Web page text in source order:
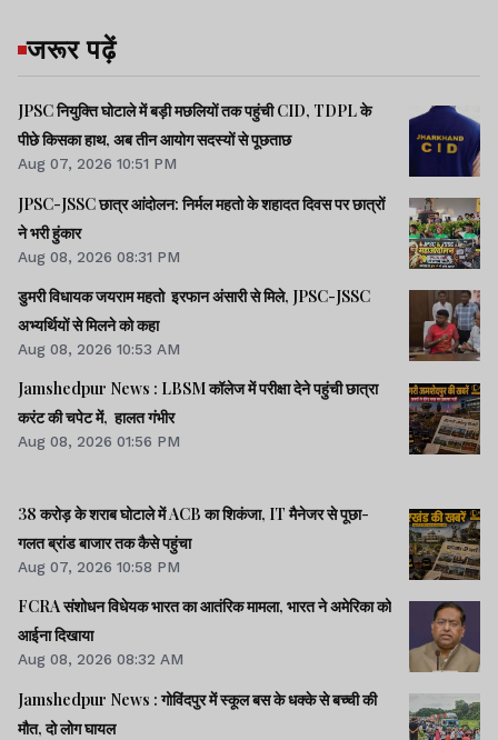
जरूर पढ़ें
JPSC नियुक्ति घोटाले में बड़ी मछलियों तक पहुंची CID, TDPL के
पीछे किसका हाथ, अब तीन आयोग सदस्यों से पूछताछ
Aug 07, 2026 10:51 PM
JPSC-JSSC छात्र आंदोलन: निर्मल महतो के शहादत दिवस पर छात्रों
ने भरी हुंकार
Aug 08, 2026 08:31 PM
डुमरी विधायक जयराम महतो इरफान अंसारी से मिले, JPSC-JSSC
अभ्यर्थियों से मिलने को कहा
Aug 08, 2026 10:53 AM
Jamshedpur News : LBSM कॉलेज में परीक्षा देने पहुंची छात्रा
करंट की चपेट में, हालत गंभीर
Aug 08, 2026 01:56 PM
38 करोड़ के शराब घोटाले में ACB का शिकंजा, IT मैनेजर से पूछा-
गलत ब्रांड बाजार तक कैसे पहुंचा
Aug 07, 2026 10:58 PM
FCRA संशोधन विधेयक भारत का आतंरिक मामला, भारत ने अमेरिका को
आईना दिखाया
Aug 08, 2026 08:32 AM
Jamshedpur News : गोविंदपुर में स्कूल बस के धक्के से बच्ची की
मौत, दो लोग घायल